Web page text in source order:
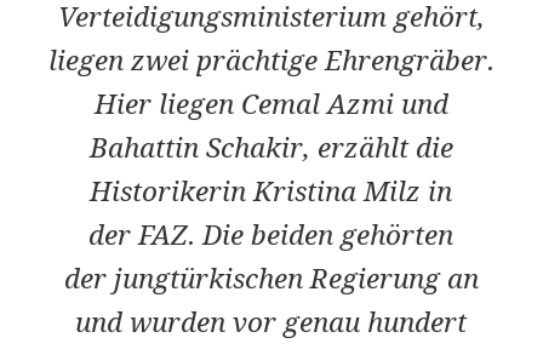
Verteidigungsministerium gehört,
liegen zwei prächtige Ehrengräber.
Hier liegen Cemal Azmi und
Bahattin Schakir, erzählt die
Historikerin Kristina Milz in
derFAZ. Die beiden gehörten
der jungtürkischen Regierung an
und wurden vor genau hundert